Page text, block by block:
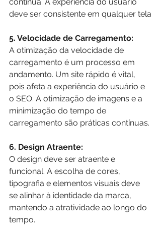
deve ser consistente em qualquer tela
5. Velocidade de Carregamento:
A otimização da velocidade de
carregamento é um processo em
andamento. Um site rápido é vital,
pois afeta a experiência do usuário e
o SEO. A otimização de imagens e a
minimização do tempo de
carregamento são práticas contínuas.
6. Design Atraente:
O design deve ser atraente e
funcional. A escolha de cores,
tipografia e elementos visuais deve
se alinhar à identidade da marca,
mantendo a atratividade ao longo do
tempo.